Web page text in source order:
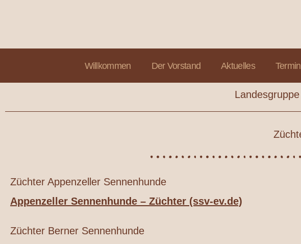
Willkommen Der Vorstand Aktuelles
Züchter Appenzeller Sennenhunde
Appenzeller Sennenhunde – Züchter (ssv-ev.de)
Züchter Berner Sennenhunde